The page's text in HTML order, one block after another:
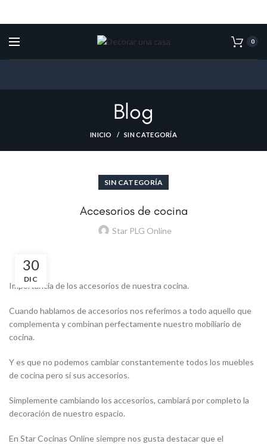
0
Blog
INICIO SIN CATEGORÍA
SIN CATEGORÍA
Accesorios de cocina
Star PLG Online
30
DIC
Importancia de los accesorios de nuestra cocina.
Cuando hablamos de accesorios nos referimos a todo aquello que
complementa y combinan perfectamente nuestro mobiliario de
cocina.
Y es que no podemos cambiar constantemente todos los muebles
de cocina pero sí sus accesorios.
Simplemente cambiando los accesorios, cambiará por completo la
decoración de nuestro espacio.
En Star Cocinas Online siempre nos gusta destacar que el